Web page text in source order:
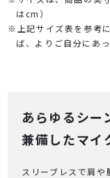
はcm）
※上記サイズ表を参考
ば、よりご自分にあ
あらゆるシー
兼備したマイ
スリーブレスで肩